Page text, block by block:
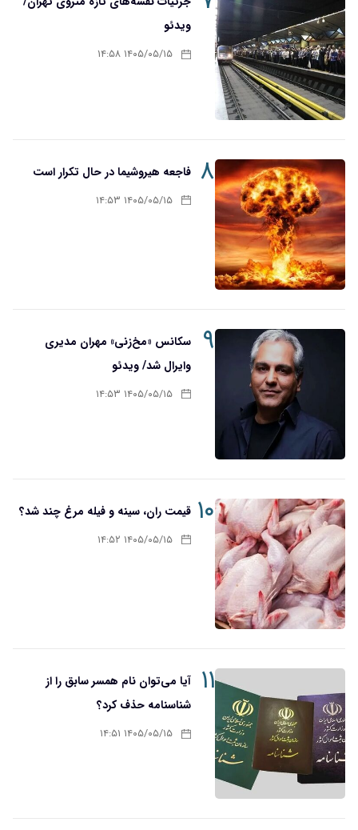
ویدئو
۱۴۰۵/۰۵/۱۵ ۱۴:۵۸
۸ فاجعه هیروشیما در حال تکرار است
۱۴۰۵/۰۵/۱۵ ۱۴:۵۳
۹
سکانس «مخ‌زنی» مهران مدیری
وایرال شد/ ویدئو
۱۴۰۵/۰۵/۱۵ ۱۴:۵۳
۱۰ قیمت ران، سینه و فیله مرغ چند شد؟
۱۴۰۵/۰۵/۱۵ ۱۴:۵۲
۱۱
آیا می‌توان نام همسر سابق را از
شناسنامه حذف کرد؟
۱۴۰۵/۰۵/۱۵ ۱۴:۵۱